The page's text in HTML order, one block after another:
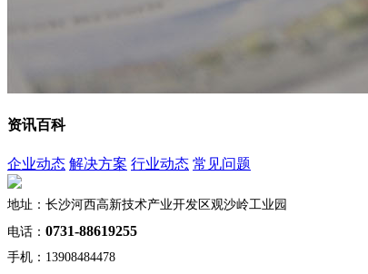
资讯百科
企业动态 解决方案 行业动态 常见问题
地址：长沙河西高新技术产业开发区观沙岭工业园
电话： 0731-88619255
手机：13908484478